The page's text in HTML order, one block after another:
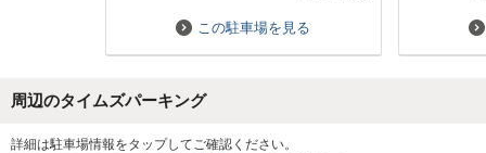
ありがたかったです。帰りに1F管理室
た利用したいと思います。
この駐車場を見る
周辺のタイムズパーキング
詳細は駐車場情報をタップしてご確認ください。